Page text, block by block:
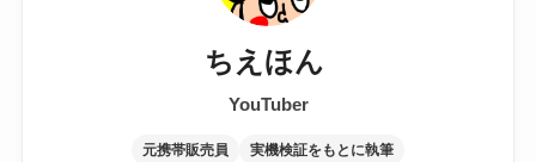
ちえほん
YouTuber
元携帯販売員 実機検証をもとに執筆